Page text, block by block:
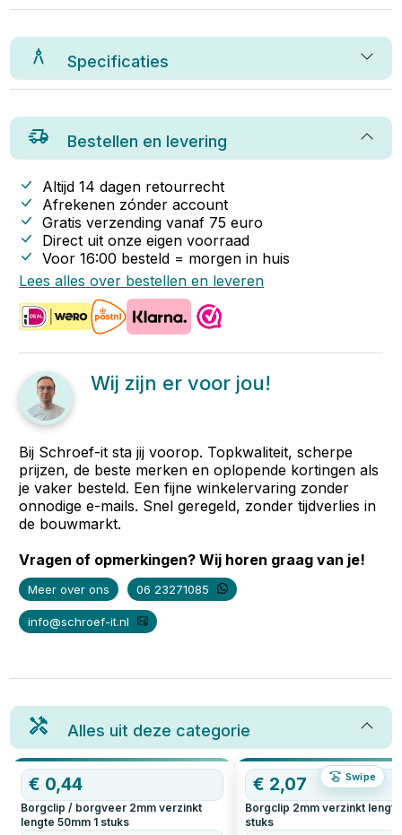
Specificaties
Bestellen en levering
Altijd 14 dagen retourrecht
Afrekenen zónder account
Gratis verzending vanaf 75 euro
Direct uit onze eigen voorraad
Voor 16:00 besteld = morgen in huis
Lees alles over bestellen en leveren
Wij zijn er voor jou!
Bij Schroef-it sta jij voorop. Topkwaliteit, scherpe
prijzen, de beste merken en oplopende kortingen als
je vaker besteld. Een fijne winkelervaring zonder
onnodige e-mails. Snel geregeld, zonder tijdverlies in
de bouwmarkt.
Vragen of opmerkingen? Wij horen graag van je!
Meer over ons 06 23271085
info@schroef-it.nl
Alles uit deze categorie
Swipe
€ 0,44
Borgclip / borgveer 2mm verzinkt
lengte 50mm 1 stuks
OP=OP
€ 2,07
Borgclip 2mm verzinkt
stuks